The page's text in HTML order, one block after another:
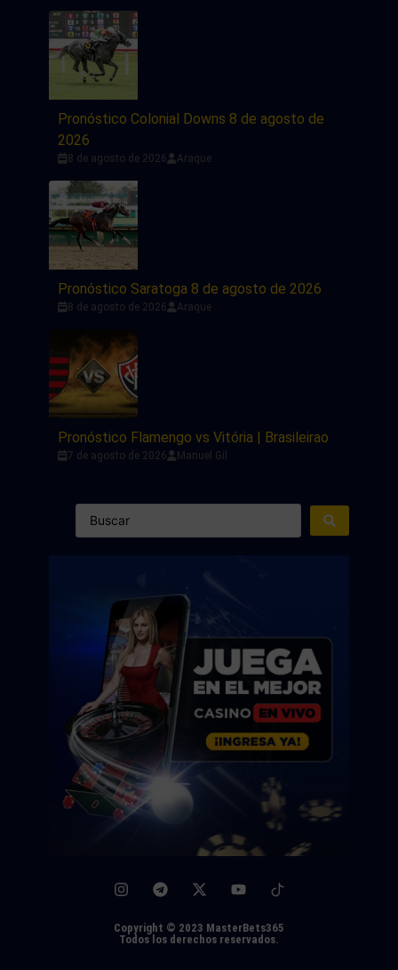
Pronóstico Colonial Downs 8 de agosto de
2026
8 de agosto de 2026 Araque
Pronóstico Saratoga 8 de agosto de 2026
8 de agosto de 2026 Araque
Pronóstico Flamengo vs Vitória | Brasileirao
7 de agosto de 2026 Manuel Gil
Copyright © 2023 MasterBets365
Todos los derechos reservados.